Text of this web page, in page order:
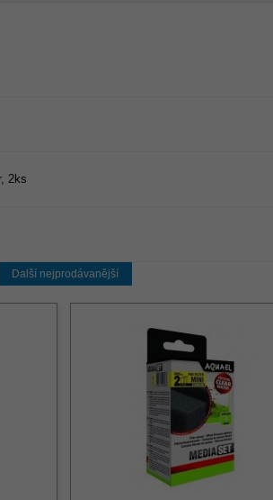
2ks
Další nejprodávanější